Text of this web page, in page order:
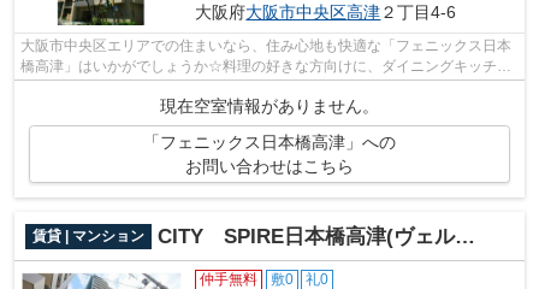
大阪府大阪市中央区高津２丁目4-6
大阪市中央区エリアでの住まいなら、住み心地も快適な「フェニックス日本
橋高津」はいかがでしょうか☆料理の好きな方向けに、ダイニングキッチン
があるお部屋用意しています☆こちらは...
現在空室情報がありません。
「フェニックス日本橋高津」への
お問い合わせはこちら
賃貸 | マンション CITY SPIRE日本橋高津(ヴェルデカーサ高津)
仲手無料 敷0 礼0